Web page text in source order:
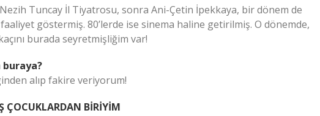
Tuncay İl Tiyatrosu, sonra Ani-Çetin İpekkaya, bir dönem de
göstermiş. 80’lerde ise sinema haline getirilmiş. O dönemde,
burada seyretmişliğim var!
alıp fakire veriyorum!
ÇOCUKLARDAN BİRİYİM